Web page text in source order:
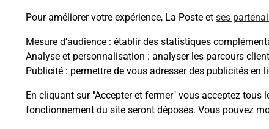
Pour améliorer votre expérience, La Poste et ses
Mesure d’audience : établir des statistiques
Analyse et personnalisation : analyser les parcours
Publicité : permettre de vous adresser des publicités en
En cliquant sur "Accepter et fermer" vous acceptez
fonctionnement du site seront déposés. Vous pouvez
09700 Justiniac
Itinéraire